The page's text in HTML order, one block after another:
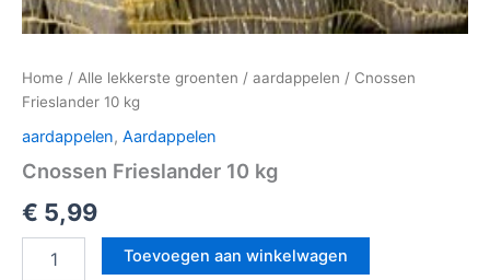
Home / Alle lekkerste groenten / aardappelen / Cnossen
Frieslander 10 kg
aardappelen, Aardappelen
Cnossen Frieslander 10 kg
€ 5,99
Toevoegen aan winkelwagen